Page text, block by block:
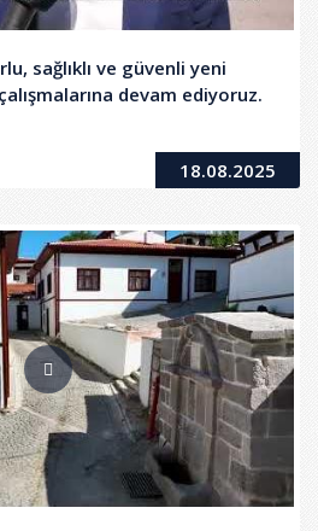
sağlıklı ve güvenli yeni
devam ediyoruz.
18.08.2025